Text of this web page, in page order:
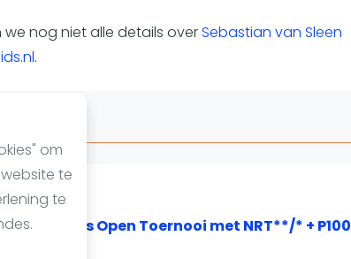
om
te
te
nog niet alle details overSebastian van Sleen
.
Open Toernooi met NRT**/* + P100